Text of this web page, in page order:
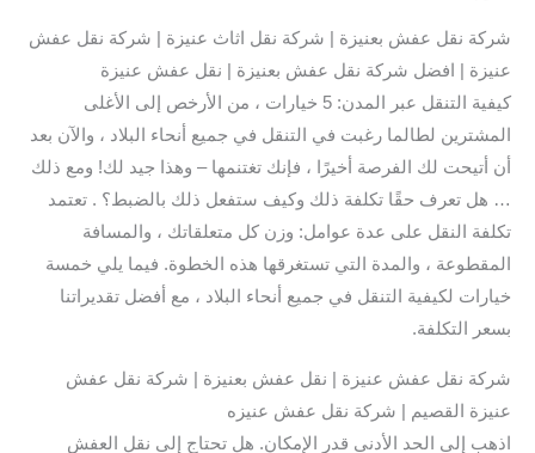
شركة نقل عفش بعنيزة | شركة نقل اثاث عنيزة | شركة نقل عفش
عنيزة | افضل شركة نقل عفش بعنيزة | نقل عفش عنيزة
كيفية التنقل عبر المدن: 5 خيارات ، من الأرخص إلى الأغلى
المشترين لطالما رغبت في التنقل في جميع أنحاء البلاد ، والآن بعد
أن أتيحت لك الفرصة أخيرًا ، فإنك تغتنمها – وهذا جيد لك! ومع ذلك
… هل تعرف حقًا تكلفة ذلك وكيف ستفعل ذلك بالضبط؟ . تعتمد
تكلفة النقل على عدة عوامل: وزن كل متعلقاتك ، والمسافة
المقطوعة ، والمدة التي تستغرقها هذه الخطوة. فيما يلي خمسة
خيارات لكيفية التنقل في جميع أنحاء البلاد ، مع أفضل تقديراتنا
بسعر التكلفة.
شركة نقل عفش عنيزة | نقل عفش بعنيزة | شركة نقل عفش
عنيزة القصيم | شركة نقل عفش عنيزه
اذهب إلى الحد الأدنى قدر الإمكان. هل تحتاج إلى نقل العفش